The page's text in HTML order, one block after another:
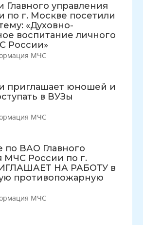
Главного управления
по г. Москве посетили
«Духовно-
воспитание личного
России»
МЧС
приглашает юношей и
в ВУЗы
МЧС
по ВАО Главного
МЧС России по г.
НА РАБОТУ в
противопожарную
МЧС